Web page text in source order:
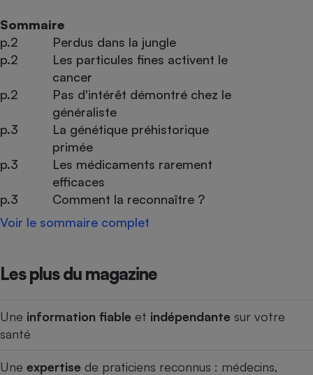
Sommaire
p.2
Perdus dans la jungle
p.2
Les particules fines activent le
cancer
p.2
Pas d'intérêt démontré chez le
généraliste
p.3
La génétique préhistorique
primée
p.3
Les médicaments rarement
efficaces
p.3
Comment la reconnaître ?
Voir le sommaire complet
Les plus du magazine
Une information fiable et indépendante sur votre
santé
Une expertise de praticiens reconnus : médecins,